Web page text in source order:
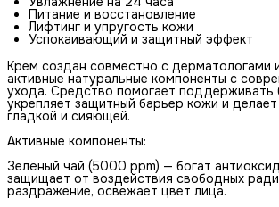
Питание и восстановление
Лифтинг и упругость кожи
Успокаивающий и защитный эффект
Крем создан совместно с дерматологами
активные натуральные компоненты с
ухода. Средство помогает поддерживать
укрепляет защитный барьер кожи и
гладкой и сияющей.
Активные компоненты:
Зелёный чай (5000 ppm) — богат
защищает от воздействия свободных
раздражение, освежает цвет лица.